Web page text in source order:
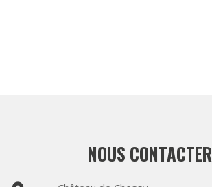
NOUS CONTACTER